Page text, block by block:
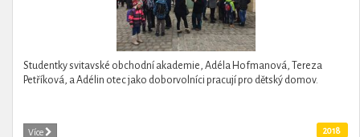
Studentky svitavské obchodní akademie, Adéla Hofmanová, Tereza
Petříková, a Adélin otec jako doborvolníci pracují pro dětský domov.
Více 2018